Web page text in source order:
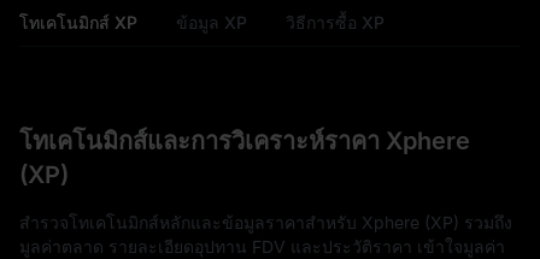
โทเคโนมิกส์ XP ข้อมูล XP วิธีการซื้อ XP
โทเคโนมิกส์และการวิเคราะห์ราคา Xphere
(XP)
สำรวจโทเคโนมิกส์หลักและข้อมูลราคาสำหรับ Xphere (XP) รวมถึง
มูลค่าตลาด รายละเอียดอุปทาน FDV และประวัติราคา เข้าใจมูลค่า